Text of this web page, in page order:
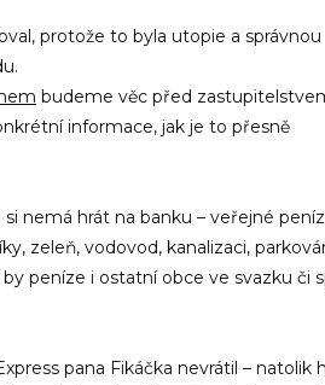
protože to byla utopie a správnou
budeme věc před
informace, jak je to přesně
nemá hrát na banku – veřejné
zeleň, vodovod, kanalizaci,
peníze i ostatní obce ve svazku či
pana Fikáčka nevrátil – natolik